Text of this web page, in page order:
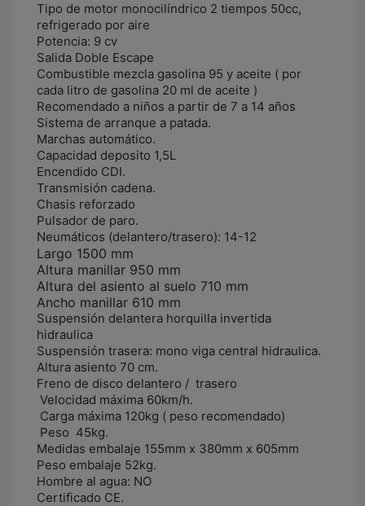
Tipo de motor monocilíndrico 2 tiempos 50cc,
refrigerado por aire
Potencia: 9 cv
Salida Doble Escape
Combustible mezcla gasolina 95 y aceite ( por
cada litro de gasolina 20 ml de aceite )
Recomendado a niños a partir de 7 a 14 años
Sistema de arranque a patada.
Marchas automático.
Capacidad deposito 1,5L
Encendido CDI.
Transmisión cadena.
Chasis reforzado
Pulsador de paro.
Neumáticos (delantero/trasero): 14-12
Largo 1500 mm
Altura manillar 950 mm
Altura del asiento al suelo 710 mm
Ancho manillar 610 mm
Suspensión delantera horquilla invertida
hidraulica
Suspensión trasera: mono viga central hidraulica.
Altura asiento 70 cm.
Freno de disco delantero / trasero
Velocidad máxima 60km/h.
Carga máxima 120kg ( peso recomendado)
Peso 45kg.
Medidas embalaje 155mm x 380mm x 605mm
Peso embalaje 52kg.
Hombre al agua: NO
Certificado CE.